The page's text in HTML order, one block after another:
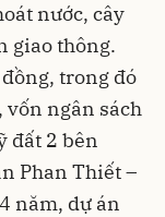
nước, cây
giao thông.
trong đó
vốn ngân sách
đất 2 bên
Phan Thiết –
năm, dự án